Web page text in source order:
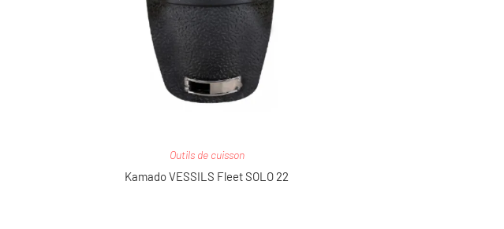
Outils de cuisson
Kamado VESSILS Fleet SOLO 22